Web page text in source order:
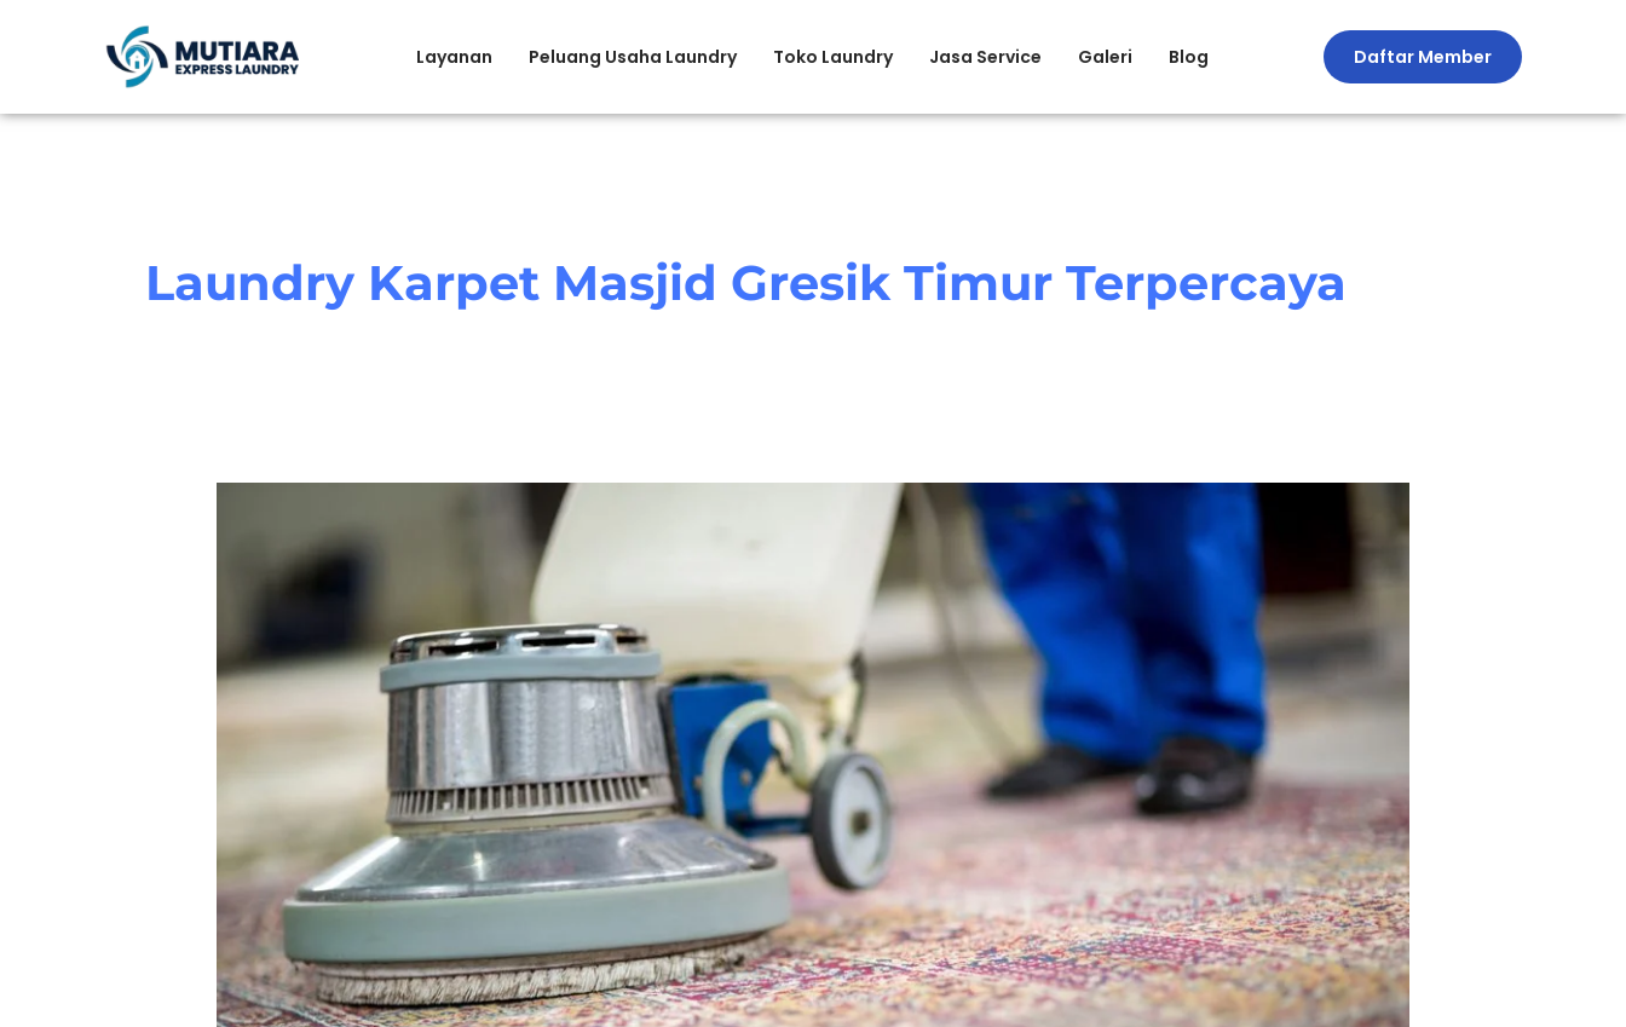
Layanan Peluang Usaha Laundry Toko Laundry Jasa Service Galeri Blog Daftar Member
Laundry Karpet Masjid Gresik Timur Terpercaya